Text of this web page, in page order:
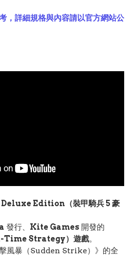
，詳細規格與內容請以官方網站公
Edition（裝甲騎兵 5 豪
發行、 Kite Games 開發的
Time Strategy）遊戲。
風暴（Sudden Strike）》的全